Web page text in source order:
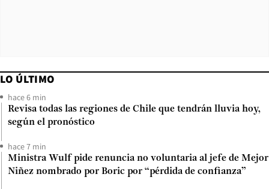
LO ÚLTIMO
hace 6 min
Revisa todas las regiones de Chile que tendrán lluvia hoy,
según el pronóstico
hace 7 min
Ministra Wulf pide renuncia no voluntaria al jefe de Mejor
Niñez nombrado por Boric por “pérdida de confianza”